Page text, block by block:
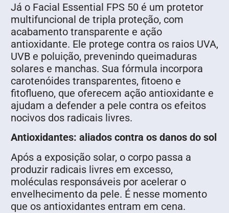
Já o Facial Essential FPS 50 é um protetor
multifuncional de tripla proteção, com
acabamento transparente e ação
antioxidante. Ele protege contra os raios UVA,
UVB e poluição, prevenindo queimaduras
solares e manchas. Sua fórmula incorpora
carotenóides transparentes, fitoeno e
fitoflueno, que oferecem ação antioxidante e
ajudam a defender a pele contra os efeitos
nocivos dos radicais livres.
Antioxidantes: aliados contra os danos do sol
Após a exposição solar, o corpo passa a
produzir radicais livres em excesso,
moléculas responsáveis por acelerar o
envelhecimento da pele. É nesse momento
que os antioxidantes entram em cena.